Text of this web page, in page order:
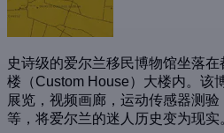
史诗级的爱尔兰移民博物馆坐落
楼（Custom House）大楼内。该
展览，视频画廊，运动传感器测
等，将爱尔兰的迷人历史变为现实